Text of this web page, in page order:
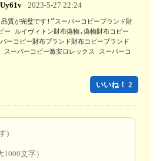
2023-5-27 22:24
ー ルイヴィトン財布偽物,偽物財布コピー
ーコピー財布ブランド財布コピーブランド
スーパーコピー激安ロレックス スーパーコ
いいね！ 2
)
1000文字）